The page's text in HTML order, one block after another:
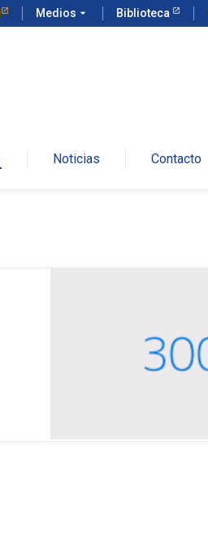
Medios arrow_drop_down Biblioteca
Noticias Contacto